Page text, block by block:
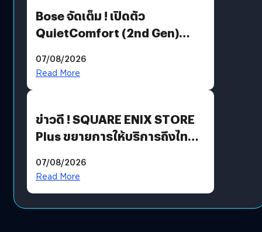
Bose จัดเต็ม ! เปิดตัว
QuietComfort (2nd Gen)
07/08/2026
Read More
ข่าวดี ! SQUARE ENIX STORE
Plus ขยายการให้บริการถึงไทย
โดยตรง
07/08/2026
Read More